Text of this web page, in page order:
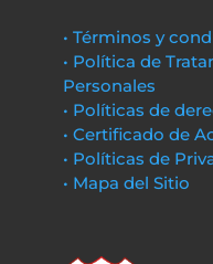
• Términos y
• Política de
Personales
• Políticas de
• Certificado de
• Políticas de
• Mapa del Sitio